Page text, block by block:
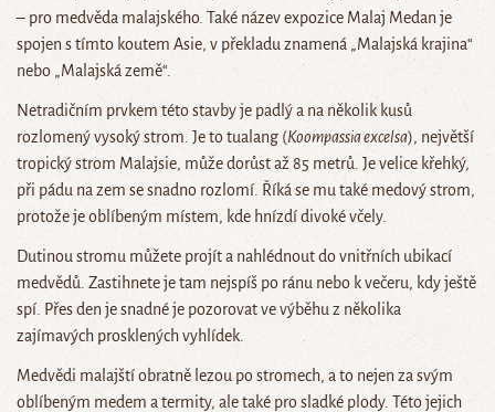
– pro medvěda malajského. Také název expozice Malaj Medan je
spojen s tímto koutem Asie, v překladu znamená „Malajská krajina“
nebo „Malajská země“.
Netradičním prvkem této stavby je padlý a na několik kusů
rozlomený vysoký strom. Je to tualang (Koompassia excelsa), největší
tropický strom Malajsie, může dorůst až 85 metrů. Je velice křehký,
při pádu na zem se snadno rozlomí. Říká se mu také medový strom,
protože je oblíbeným místem, kde hnízdí divoké včely.
Dutinou stromu můžete projít a nahlédnout do vnitřních ubikací
medvědů. Zastihnete je tam nejspíš po ránu nebo k večeru, kdy ještě
spí. Přes den je snadné je pozorovat ve výběhu z několika
zajímavých prosklených vyhlídek.
Medvědi malajští obratně lezou po stromech, a to nejen za svým
oblíbeným medem a termity, ale také pro sladké plody. Této jejich